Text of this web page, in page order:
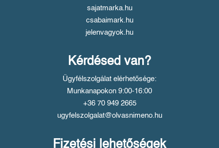
sajatmarka.hu
csabaimark.hu
jelenvagyok.hu
Kérdésed van?
Ügyfélszolgálat elérhetősége:
Munkanapokon 9:00-16:00
+36 70 949 2665
ugyfelszolgalat@olvasnimeno.hu
Fizetési lehetőségek